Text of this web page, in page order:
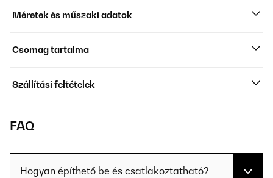
Méretek és műszaki adatok
Csomag tartalma
Szállítási feltételek
FAQ
Hogyan építhető be és csatlakoztatható?